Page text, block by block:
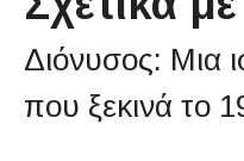
Διόνυσος: Μια
που ξεκινά το